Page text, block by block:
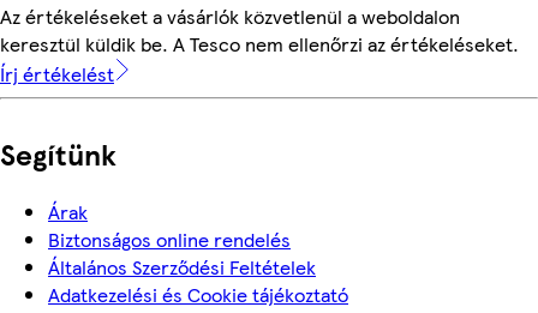
Az értékeléseket a vásárlók közvetlenül a weboldalon
keresztül küldik be. A Tesco nem ellenőrzi az értékeléseket.
Írj értékelést
Segítünk
Árak
Biztonságos online rendelés
Általános Szerződési Feltételek
Adatkezelési és Cookie tájékoztató